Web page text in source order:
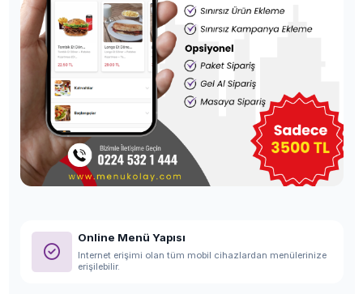
Online Menü Yapısı
Internet erişimi olan tüm mobil cihazlardan menülerinize
erişilebilir.